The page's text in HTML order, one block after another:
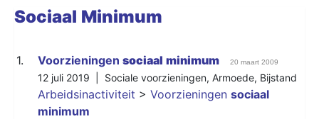
Sociaal Minimum
1. Voorzieningen sociaal minimum 20 maart 2009
12 juli 2019 | Sociale voorzieningen, Armoede, Bijstand
Arbeidsinactiviteit > Voorzieningen sociaal
minimum